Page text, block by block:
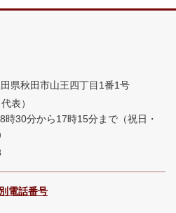
県秋田市山王四丁目1番1号
表）
時30分から17時15分まで （祝日・
電話番号